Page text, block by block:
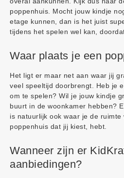
poppenhuis. Mocht jouw kindje
etage kunnen, dan is het juist
tijdens het spelen wel kan,
Waar plaats je een
Het ligt er maar net aan waar jij
veel speeltijd doorbrengt. Heb je
om te spelen? Wil je jouw kindje
buurt in de woonkamer hebben?
is natuurlijk ook waar je de
poppenhuis dat jij kiest, hebt.
Wanneer zijn er
aanbiedingen?